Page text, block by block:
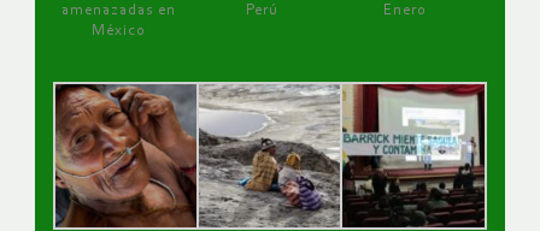
amenazadas en
México
Perú
Enero